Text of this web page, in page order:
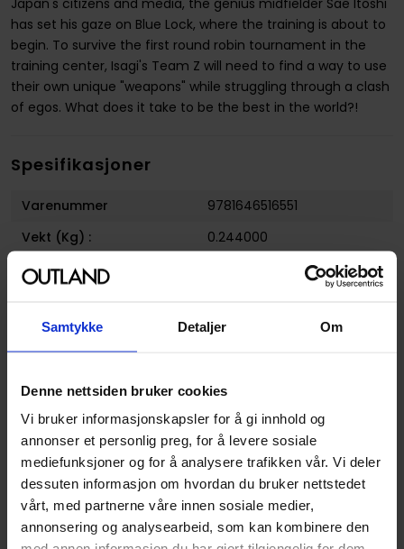
Samtykke Detaljer Om
Denne nettsiden bruker cookies
Vi bruker informasjonskapsler for å gi innhold og
annonser et personlig preg, for å levere sosiale
mediefunksjoner og for å analysere trafikken vår. Vi deler
dessuten informasjon om hvordan du bruker nettstedet
vårt, med partnerne våre innen sosiale medier,
annonsering og analysearbeid, som kan kombinere den
has set his gaze on Blue Lock, where the training is about to
begin. To survive the first round robin tournament in the
training center, Isagi's Team Z will need to find a way to use
their own unique "weapons" while struggling through a clash
of egos. What does it take to be the best in the world?!
Spesifikasjoner
Varenummer
9781646516551
Vekt (Kg) :
0.244000
Opprinnelsesland :
Serie
Blue Lock
Yusuke Nomura
Sjanger
Action og Eventyrog
Illustratør
Yusuke Nomura
Antall Sider
208
Utgiver
Kodansha Comics
Lanseringsdato
30.08.2022